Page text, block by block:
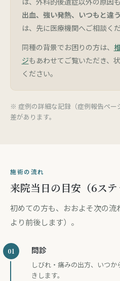
出血、強い発熱、いつもと違
は、先に医療機関へご相談くだ
同種の背景でお困りの方は、
ジもあわせてご覧いただき、
ください。
※ 症例の詳細な記録（症例報告ペー
差があります。
施術の流れ
来院当日の目安（6ステ
初めての方も、おおよそ次の
より前後します）。
問診
しびれ・痛みの出方、いつ
きします。